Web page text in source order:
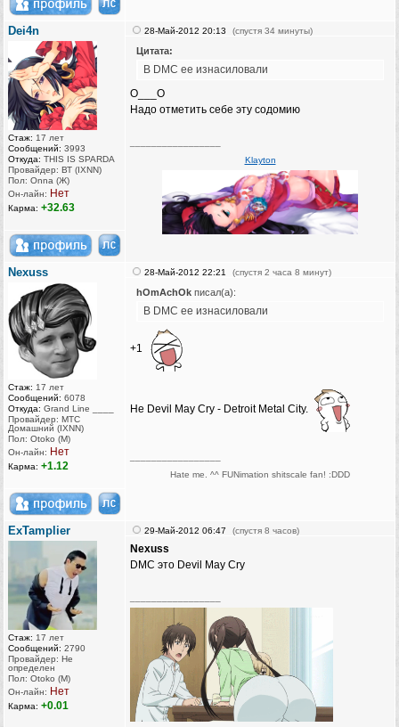
Dei4n
Стаж: 17 лет
Сообщений: 3993
Откуда: THIS IS SPARDA
Провайдер: ВТ (IXNN)
Пол: Onna (Ж)
Он-лайн: Нет
Карма: +32.63
28-Май-2012 20:13 (спустя 34 минуты)
Цитата:
В DMC ее изнасиловали
О___О
Надо отметить себе эту содомию
Klayton
Nexuss
Стаж: 17 лет
Сообщений: 6078
Откуда: Grand Line ____
Провайдер: МТС
Домашний (IXNN)
Пол: Otoko (M)
Он-лайн: Нет
Карма: +1.12
28-Май-2012 22:21 (спустя 2 часа 8 минут)
hOmAchOk писал(а):
В DMC ее изнасиловали
+1
Не Devil May Cry - Detroit Metal City.
Hate me. ^^ FUNimation shitscale fan! :DDD
ExTamplier
Стаж: 17 лет
Сообщений: 2790
Провайдер: Не
определен
Пол: Otoko (M)
Он-лайн: Нет
Карма: +0.01
29-Май-2012 06:47 (спустя 8 часов)
Nexuss
DMC это Devil May Cry